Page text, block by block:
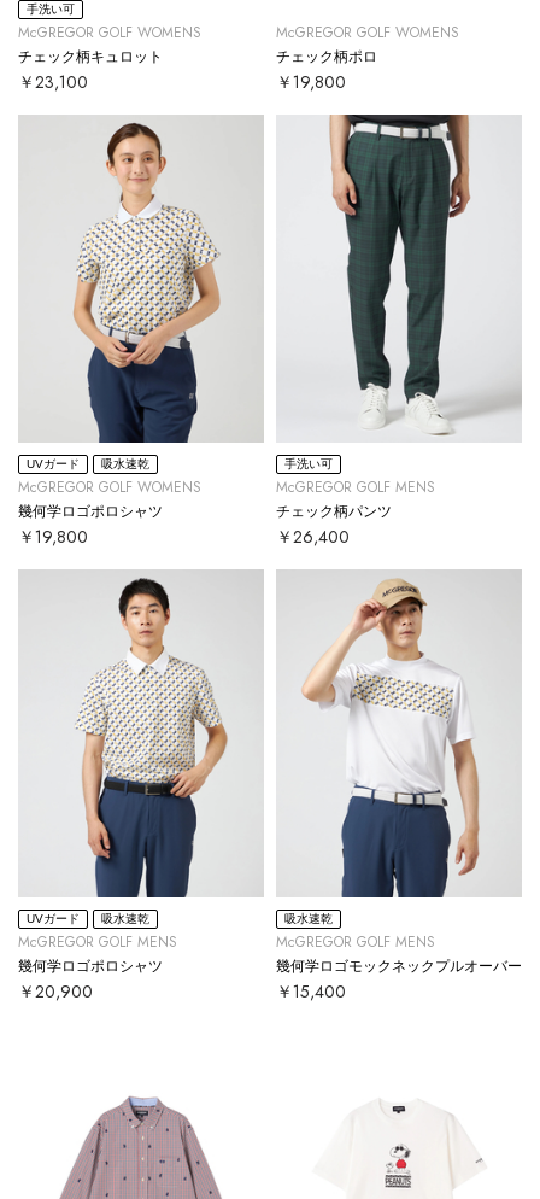
手洗い可
McGREGOR GOLF WOMENS
チェック柄キュロット
￥23,100
McGREGOR GOLF WOMENS
チェック柄ポロ
￥19,800
UVガード 吸水速乾
McGREGOR GOLF WOMENS
幾何学ロゴポロシャツ
￥19,800
手洗い可
McGREGOR GOLF MENS
チェック柄パンツ
￥26,400
UVガード 吸水速乾
McGREGOR GOLF MENS
幾何学ロゴポロシャツ
￥20,900
吸水速乾
McGREGOR GOLF MENS
幾何学ロゴモックネックプルオーバー
￥15,400